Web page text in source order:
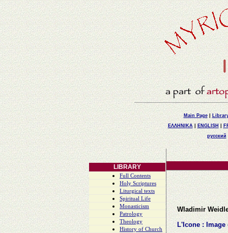
Main Page|
ΕΛΛΗΝΙΚΑ|ENGLISH |
русский
LIBRARY
Full Contents
Holy Scriptures
Liturgical texts
Spiritual Life
Monasticism
Patrology
Theology
History of Church
Wladimir
L'Icone : Image